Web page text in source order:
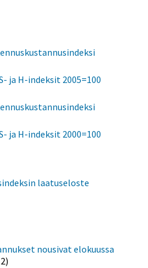
ja H-indeksit 2005=100
ja H-indeksit 2000=100
laatuseloste
nousivat elokuussa